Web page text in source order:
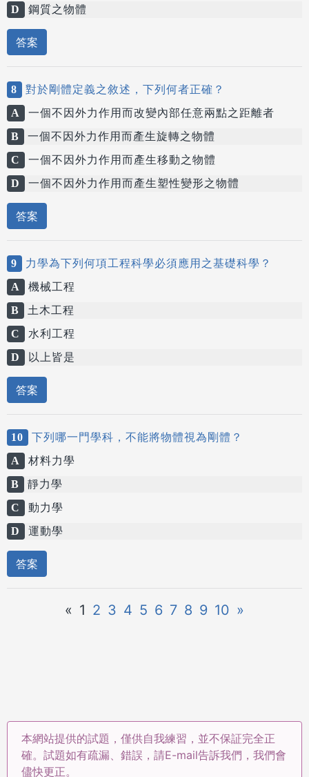
D
鋼質之物體
答案
8
對於剛體定義之敘述，下列何者正確？
A
一個不因外力作用而改變內部任意兩點之距離者
B
一個不因外力作用而產生旋轉之物體
C
一個不因外力作用而產生移動之物體
D
一個不因外力作用而產生塑性變形之物體
答案
9
力學為下列何項工程科學必須應用之基礎科學？
A
機械工程
B
土木工程
C
水利工程
D
以上皆是
答案
10
下列哪一門學科，不能將物體視為剛體？
A
材料力學
B
靜力學
C
動力學
D
運動學
答案
« 1 2 3 4 5 6 7 8 9 10 »
本網站提供的試題，僅供自我練習，並不保証完全正
確。試題如有疏漏、錯誤，請E-mail告訴我們，我們會
儘快更正。